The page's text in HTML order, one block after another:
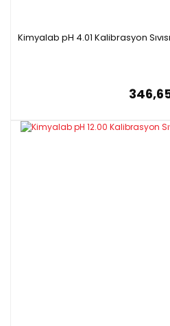
Kimyalab pH 4.01 Kalibrasyon